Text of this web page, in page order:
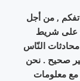
, من أجل
على شريط
محادثات النّاس
صحيح . نحن
مع معلومات